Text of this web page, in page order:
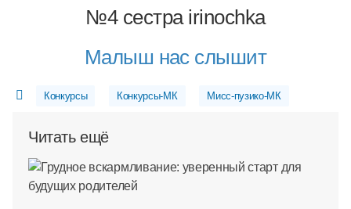
№4 сестра irinochka
Малыш нас слышит
Конкурсы Конкурсы-МК Мисс-пузико-МК
Читать ещё